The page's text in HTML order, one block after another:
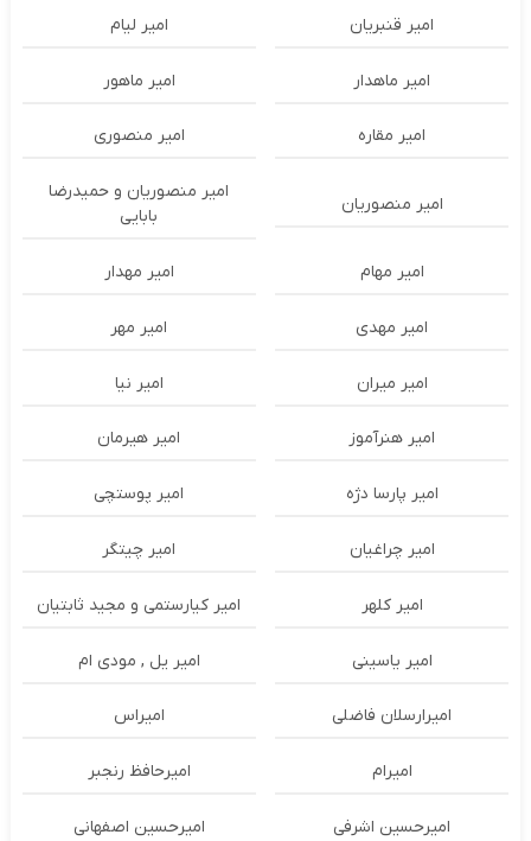
امیر قنبریان امیر لیام
امیر ماهدار امیر ماهور
امیر مقاره امیر منصوری
امیر منصوریان
امیر منصوریان و حمیدرضا
بابایی
امیر مهام امیر مهدار
امیر مهدی امیر مهر
امیر میران امیر نیا
امیر هنرآموز امیر هیرمان
امیر پارسا دژه امیر پوستچی
امیر چراغیان امیر چیتگر
امیر کلهر امیر کیارستمی و مجید ثابتیان
امیر یاسینی امیر یل , مودی ام
امیرارسلان فاضلی امیراس
امیرام امیرحافظ رنجبر
امیرحسین اشرفی امیرحسین اصفهانی